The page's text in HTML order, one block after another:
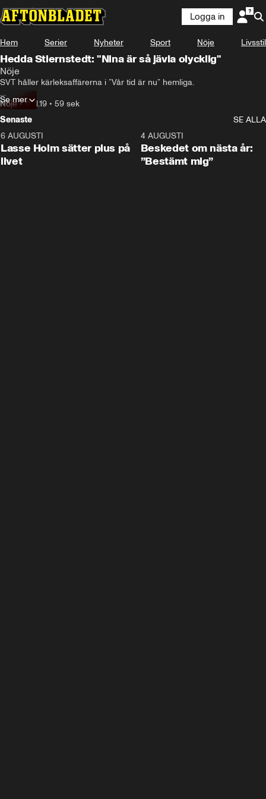
Logga in
Hem Serier Nyheter Sport Nöje Livsstil
Hedda Stiernstedt: "Nina är så jävla olycklig"
Nöje
SVT håller kärleksaffärerna i ”Vår tid är nu” hemliga.
Men för Nöjesbladet berättar Hedda Stiernstedt och Charlie
Gustafsson det som tv-tittarna missar.
– Det är inget man får se, säger Gustafsson.
Nöje•11.11.19 • 59 sek
Se mer
Senaste
SE ALLA
6 AUGUSTI
Lasse Holm sätter plus på
livet
4 AUGUSTI
Beskedet om nästa år:
”Bestämt mig”